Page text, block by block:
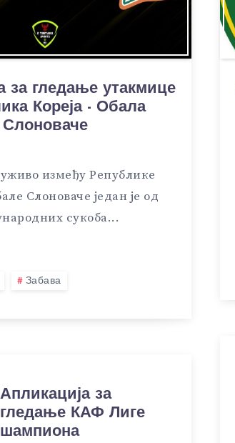
за гледање утакмице
Кореја - Обала
Слоноваче
између Републике
Слоноваче један је од
сукоба...
Забава
Апликација за
гледање КАФ Лиге
шампиона